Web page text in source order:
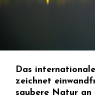
Das
zeichnet
saubere Natur an